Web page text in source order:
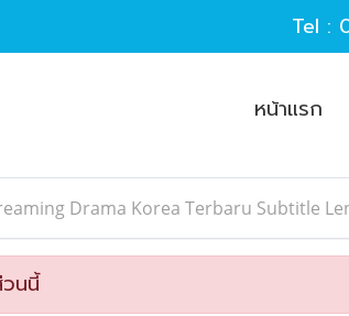
Tel :
หน้าแรก
Drama Korea Terbaru Subtitle
วนนี้